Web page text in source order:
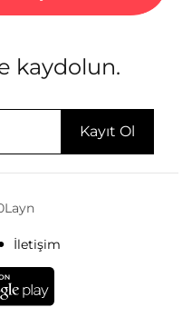
kaydolun.
İletişim